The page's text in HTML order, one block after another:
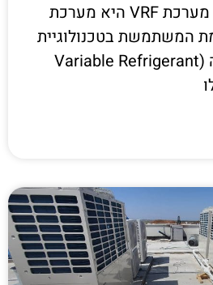
מהי מערכת VRF? מערכת VRF היא מערכת
המשתמשת בטכנולוגיית
זרימת קרר משתנה (Variable Refrigerant